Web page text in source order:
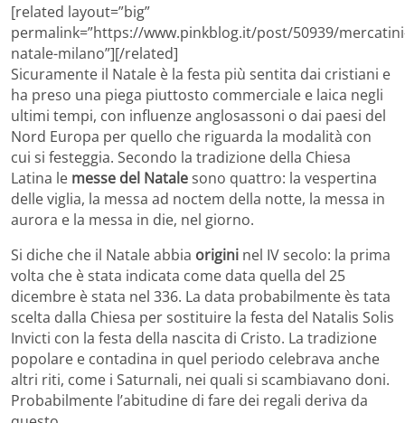
[related layout=”big”
permalink=”https://www.pinkblog.it/post/50939/
natale-milano”][/related]
Sicuramente il Natale è la festa più sentita dai cristiani e
ha preso una piega piuttosto commerciale e laica negli
ultimi tempi, con influenze anglosassoni o dai paesi del
Nord Europa per quello che riguarda la modalità con
cui si festeggia. Secondo la tradizione della Chiesa
Latina le messe del Natalesono quattro: la vespertina
delle viglia, la messa ad noctem della notte, la messa in
aurora e la messa in die, nel giorno.
Si diche che il Natale abbia origini nel IV secolo: la prima
volta che è stata indicata come data quella del 25
dicembre è stata nel 336. La data probabilmente ès tata
scelta dalla Chiesa per sostituire la festa del Natalis Solis
Invicti con la festa della nascita di Cristo. La tradizione
popolare e contadina in quel periodo celebrava anche
altri riti, come i Saturnali, nei quali si scambiavano doni.
Probabilmente l’abitudine di fare dei regali deriva da